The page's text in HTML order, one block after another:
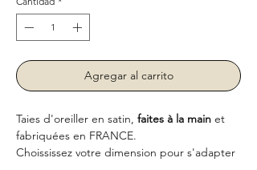
Agregar al carrito
Taies d'oreiller en satin, faites à la main et
fabriquées en FRANCE.
Choississez votre dimension pour s'adapter